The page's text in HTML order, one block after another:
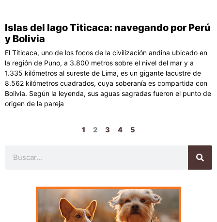
Islas del lago Titicaca: navegando por Perú
y Bolivia
El Titicaca, uno de los focos de la civilización andina ubicado en
la región de Puno, a 3.800 metros sobre el nivel del mar y a
1.335 kilómetros al sureste de Lima, es un gigante lacustre de
8.562 kilómetros cuadrados, cuya soberanía es compartida con
Bolivia. Según la leyenda, sus aguas sagradas fueron el punto de
origen de la pareja
1 2 3 4 5